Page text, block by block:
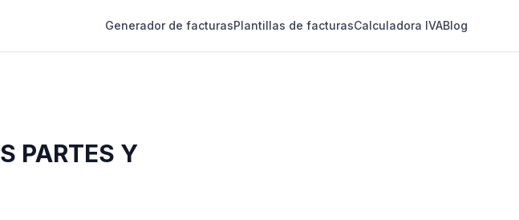
Generador de facturasPlantillas de facturasCalculadora IVABlog
PARTES Y